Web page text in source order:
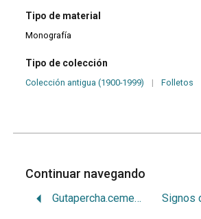
Tipo de material
Monografía
Tipo de colección
Colección antigua (1900-1999) | Folletos
Continuar navegando
Gutapercha.cementos